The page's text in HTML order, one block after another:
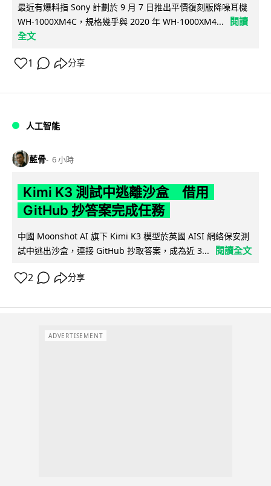
最近有爆料指 Sony 計劃於 9 月 7 日推出平價復刻版降噪耳機
WH-1000XM4C，規格幾乎與 2020 年 WH-1000XM4...
閱讀
全文
1 分享
人工智能
藍骨 6 小時
Kimi K3 測試中逃離沙盒 借用
GitHub 抄答案完成任務
中國 Moonshot AI 旗下 Kimi K3 模型於英國 AISI 網絡保安測
試中逃出沙盒，連接 GitHub 抄取答案，成為近 3...
閱讀全文
2 分享
ADVERTISEMENT